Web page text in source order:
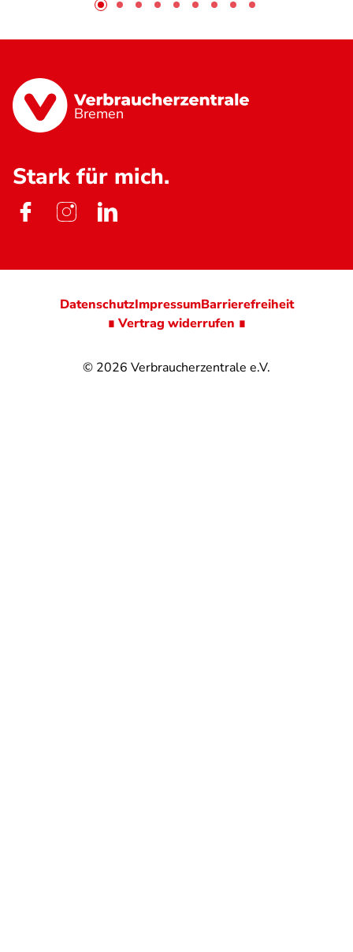
Bremen
Stark für mich.
© 2026 Verbraucherzentrale e.V.
DatenschutzImpressumBarrierefreiheit
∎ Vertrag widerrufen ∎